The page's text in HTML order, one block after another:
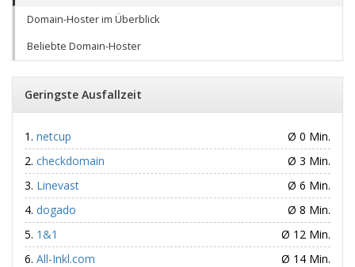
Domain-Hoster im Überblick
Beliebte Domain-Hoster
Geringste Ausfallzeit
netcup
Ø 0 Min.
checkdomain
Ø 3 Min.
Linevast
Ø 6 Min.
dogado
Ø 8 Min.
1&1
Ø 12 Min.
All-Inkl.com
Ø 14 Min.